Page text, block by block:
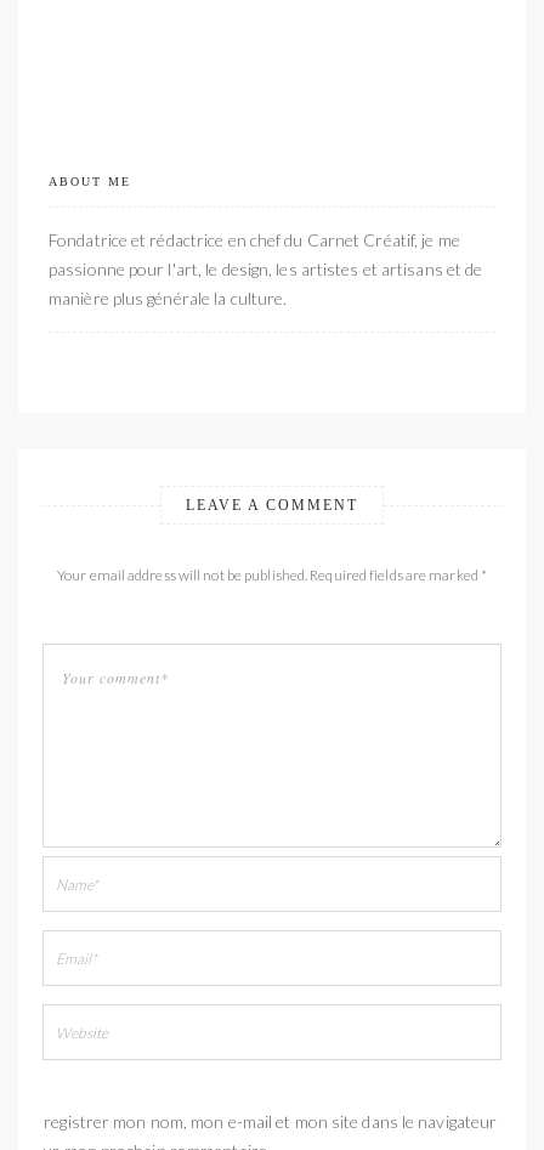
ABOUT ME
Fondatrice et rédactrice en chef du Carnet Créatif, je me
passionne pour l'art, le design, les artistes et artisans et de
manière plus générale la culture.
LEAVE A COMMENT
Your email address will not be published. Required fields are marked *
Enregistrer mon nom, mon e-mail et mon site dans le navigateur